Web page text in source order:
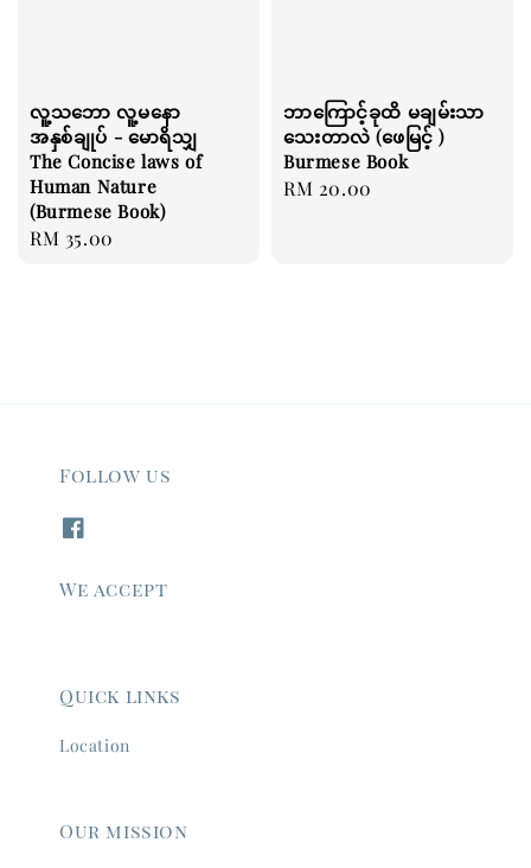
လူ့သဘော လူ့မနော
အနှစ်ချုပ် - မောရိသျှ
The Concise laws of
Human Nature
(Burmese Book)
Regular
RM 35.00
ဘာကြောင့်ခုထိ မချမ်းသာ
သေးတာလဲ (ဖေမြင့် )
Burmese Book
Regular
RM 20.00
Follow us
We accept
Quick links
Location
Our mission